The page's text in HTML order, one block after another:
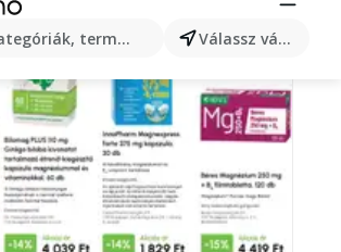
termékek keresése... Válassz várost